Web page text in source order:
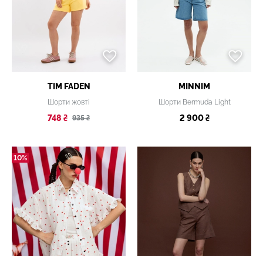
TIM FADEN
Шорти жовті
748 ₴ 935 ₴
MINNIM
Шорти Bermuda Light
2 900 ₴
10%